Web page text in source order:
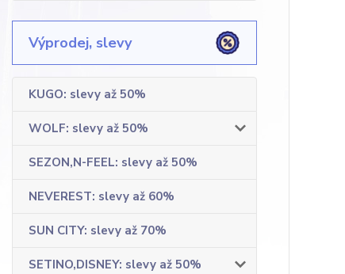
Výprodej, slevy
KUGO: slevy až 50%
WOLF: slevy až 50%
SEZON,N-FEEL: slevy až 50%
NEVEREST: slevy až 60%
SUN CITY: slevy až 70%
SETINO,DISNEY: slevy až 50%